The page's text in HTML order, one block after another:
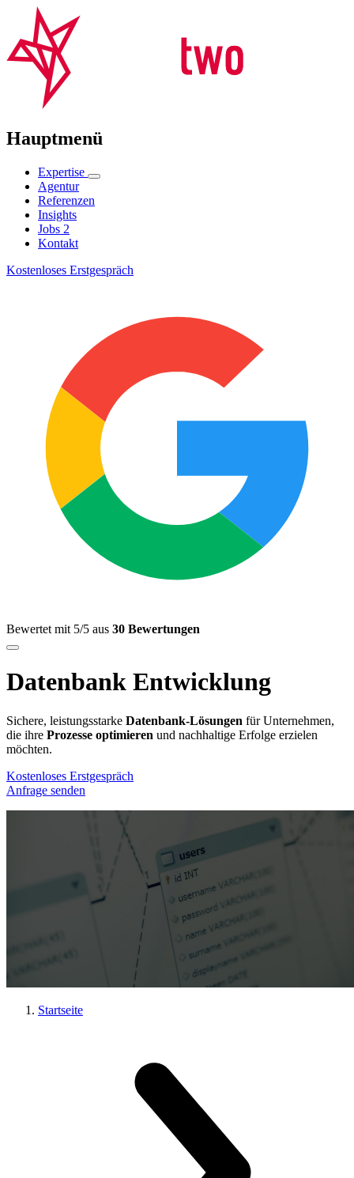
Hauptmenü
Expertise
Agentur
Referenzen
Insights
Jobs 2
Kontakt
Kostenloses Erstgespräch
Bewertet mit 5/5 aus 30 Bewertungen
Datenbank Entwicklung
Sichere, leistungsstarke Datenbank-Lösungen für Unternehmen,
die ihre Prozesse optimieren und nachhaltige Erfolge erzielen
möchten.
Kostenloses Erstgespräch
Anfrage senden
Startseite